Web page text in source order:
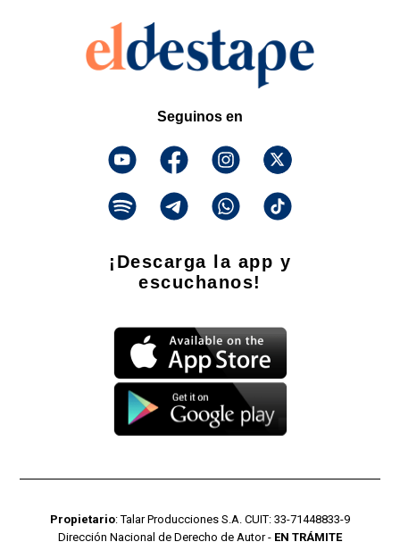
Seguinos en
¡Descarga la app y
escuchanos!
Propietario: Talar Producciones S.A. CUIT: 33-71448833-9
Dirección Nacional de Derecho de Autor - EN TRÁMITE